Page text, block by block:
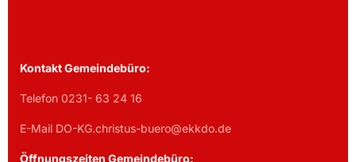
Kontakt Gemeindebüro:
Telefon 0231- 63 24 16
E-Mail DO-KG.christus-buero@ekkdo.de
Öffnungszeiten Gemeindebüro: